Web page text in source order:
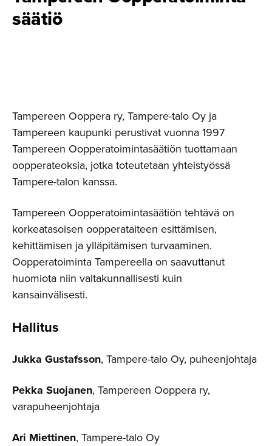
säätiö
Tampereen Ooppera ry, Tampere-talo Oy ja
Tampereen kaupunki perustivat vuonna 1997
Tampereen Oopperatoimintasäätiön tuottamaan
oopperateoksia, jotka toteutetaan yhteistyössä
Tampere-talon kanssa.
Tampereen Oopperatoimintasäätiön tehtävä on
korkeatasoisen oopperataiteen esittämisen,
kehittämisen ja ylläpitämisen turvaaminen.
Oopperatoiminta Tampereella on saavuttanut
huomiota niin valtakunnallisesti kuin
kansainvälisesti.
Hallitus
Jukka Gustafsson, Tampere-talo Oy, puheenjohtaja
Pekka Suojanen, Tampereen Ooppera ry,
varapuheenjohtaja
Ari Miettinen, Tampere-talo Oy